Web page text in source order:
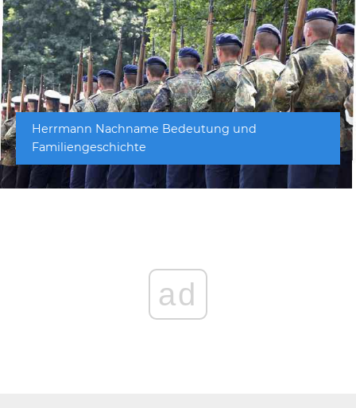
Herrmann Nachname Bedeutung und
Familiengeschichte
ad